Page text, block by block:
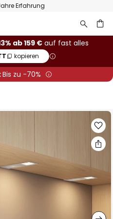
Erfahrung
ab 159 €auf fast alles
kopieren
Bis zu -70%